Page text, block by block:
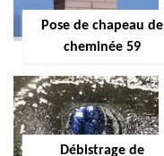
Pose de chapeau de
cheminée 59
Débistrage de